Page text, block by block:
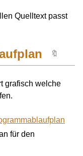
Quelltext passt
🔖
grafisch welche
für den